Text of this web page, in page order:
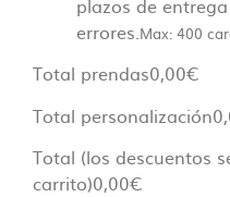
plazos de
errores.Max: 400
Total prendas0,00€
Total personalización
Total (los descuentos
carrito)0,00€